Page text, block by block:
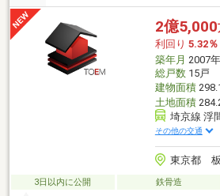
2億5,000
利回り 5.32％
築年月 2007
総戸数15戸
建物面積
土地面積
埼京線 浮
その他の交通
東京都 板
3日以内に公開 鉄骨造